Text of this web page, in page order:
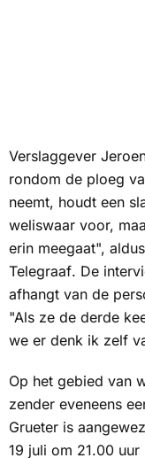
Verslaggever
rondom de ploeg
neemt, houdt een
weliswaar voor,
erin meegaat",
Telegraaf. De
afhangt van de
"Als ze de derde
we er denk ik zelf
Op het gebied van
zender eveneens
Grueter is
19 juli om 21.00